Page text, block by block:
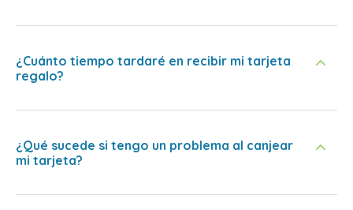
¿Cuánto tiempo tardaré en recibir mi tarjeta
regalo?
¿Qué sucede si tengo un problema al canjear
mi tarjeta?